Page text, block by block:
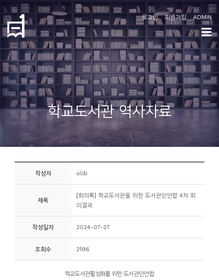
로그인 회원가입 ADMIN
학교도서관 역사자료
작성자 olib
제목
[회의록] 학교도서관을 위한 도서관인연합 4차 회
의결과
작성일자 2024-07-27
조회수 2196
학교도서관활성화를 위한 도서관인연합
학
도
협
소
개
지
사
뮤